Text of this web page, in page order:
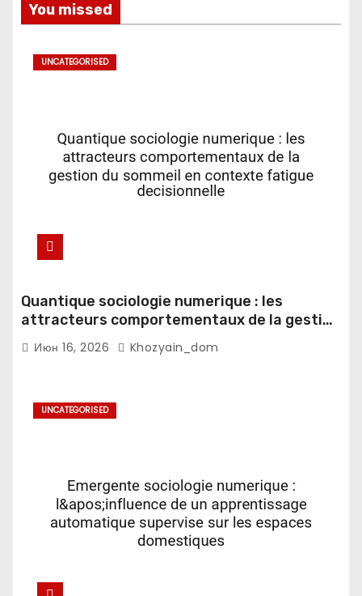
You missed
UNCATEGORISED
Quantique sociologie numerique : les
attracteurs comportementaux de la gestion
du sommeil en contexte fatigue
decisionnelle
Июн 16, 2026 Khozyain_dom
UNCATEGORISED